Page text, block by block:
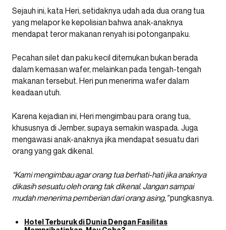
Sejauh ini, kata Heri, setidaknya udah ada dua orang tua
yang melapor ke kepolisian bahwa anak-anaknya
mendapat teror makanan renyah isi potonganpaku.
Pecahan silet dan paku kecil ditemukan bukan berada
dalam kemasan wafer, melainkan pada tengah-tengah
makanan tersebut. Heri pun menerima wafer dalam
keadaan utuh.
Karena kejadian ini, Heri mengimbau para orang tua,
khususnya di Jember, supaya semakin waspada. Juga
mengawasi anak-anaknya jika mendapat sesuatu dari
orang yang gak dikenal.
“Kami mengimbau agar orang tua berhati-hati jika anaknya
dikasih sesuatu oleh orang tak dikenal. Jangan sampai
mudah menerima pemberian dari orang asing,”pungkasnya.
Hotel Terburuk di Dunia Dengan Fasilitas